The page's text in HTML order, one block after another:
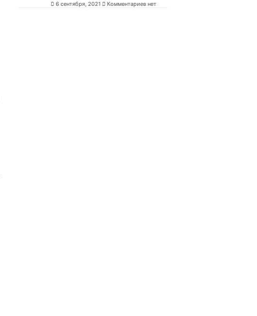
6 сентября, 2021 Комментариев нет